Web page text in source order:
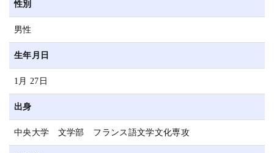
性別
男性
生年月日
1月 27日
出身
中央大学 文学部 フランス語文学文化専攻